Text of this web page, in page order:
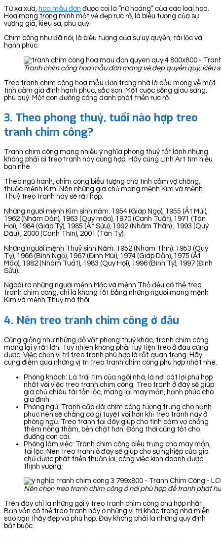
Từ xa xưa, hoa mẫu đơn được coi là “nữ hoàng” của các loài hoa.
Hoa mang trong mình một vẻ đẹp rực rỡ, là biểu tượng của sự
vương giả, kiêu sa, phú quý.
Chim công như đã nói, là biểu tượng của sự uy quyền, tài lộc và
hạnh phúc.
Tranh chim công hoa mẫu đơn mang vẻ đẹp quyền quý, kiêu
Treo tranh chim công hoa mẫu đơn trong nhà là cầu mong về một
tình cảm gia đình hạnh phúc, sắc son. Một cuộc sống giàu sang,
phú quý. Một con đường công danh phát triển rực rỡ.
3. Theo phong thuỷ, tuổi nào hợp treo
tranh chim công?
Tranh chim công mang nhiều ý nghĩa phong thuỷ tốt lành nhưng
không phải ai treo tranh này cũng hợp. Hãy cùng Linh Art tìm hiểu
bạn nhé.
Theo ngũ hành, chim công biểu tượng cho tình cảm vợ chồng,
thuộc mệnh Kim. Nên những gia chủ mang mệnh Kim và mệnh
Thuỷ treo tranh này sẽ rất hợp.
Những người mệnh Kim sinh năm: 1954 (Giáp Ngọ), 1955 (Ất Mùi),
1962 (Nhâm Dần), 1963 (Quý mão), 1970 (Canh Tuất), 1971 (Tân
Hợi), 1984 (Giáp Tý), 1985 (Ất Sửu), 1992 (Nhâm Thân) , 1993 (Quý
Dậu) , 2000 (Canh Thìn), 2001 (Tân Tỵ).
Những người mệnh Thuỷ sinh Năm: 1952 (Nhâm Thìn); 1953 (Quý
Tỵ), 1966 (Bính Ngọ), 1967 (Đinh Mùi), 1974 (Giáp Dần), 1975 (Ất
Mão), 1982 (Nhâm Tuất), 1983 (Quý Hợi), 1996 (Bính Tý), 1997 (Đinh
Sửu).
Ngoài ra những người mệnh Mộc và mệnh Thổ đều có thể treo
tranh chim công, chỉ là không tốt bằng những người mang mệnh
Kim và mệnh Thuỷ mà thôi.
4. Nên treo tranh chim công ở đâu
Cũng giống như những đồ vật phong thuỷ khác, tranh chim công
mang lại ý rất lớn. Tuy nhiên không phải tuỳ tiện treo ở đâu cũng
được. Việc chọn vị trí treo tranh phù hợp là rất quan trọng. Hãy
cùng điểm qua những vị trí treo tranh chim công phù hợp nhất nhé.
Phòng khách: Là trái tim của ngôi nhà, là nơi cát lợi phù hợp
nhất với việc treo tranh chim công. Treo tranh ở đây sẽ giúp
gia chủ chiêu tài tấn lộc, mang lại may mắn, hạnh phúc cho
gia đình.
Phòng ngủ: Tranh cặp đôi chim công tượng trưng cho hạnh
phúc nên sẽ chẳng có gì tuyệt vời hơn khi treo tranh này ở
phòng ngủ. Treo tranh tại đây giúp cho tình cảm vợ chồng
thêm nồng thắm, bền chặt hơn. Đồng thời cũng tốt cho
đường con cái.
Phòng làm việc: Tranh chim công biểu trưng cho may mắn,
tài lộc. Nên treo tranh ở đây sẽ giúp cho sự nghiệp của gia
chủ được phát triển thuận lợi, công việc kinh doanh được
thịnh vượng.
Nên chọn treo tranh chim công ở nơi phù hợp để tranh phát
Trên đây chỉ là những gợi ý treo tranh chim công phù hợp nhất.
Bạn vẫn có thể treo tranh này ở những vị trí khác trong nhà miễn
sao bạn thấy đẹp và phù hợp. Đây không phải là những quy định
bắt buộc.